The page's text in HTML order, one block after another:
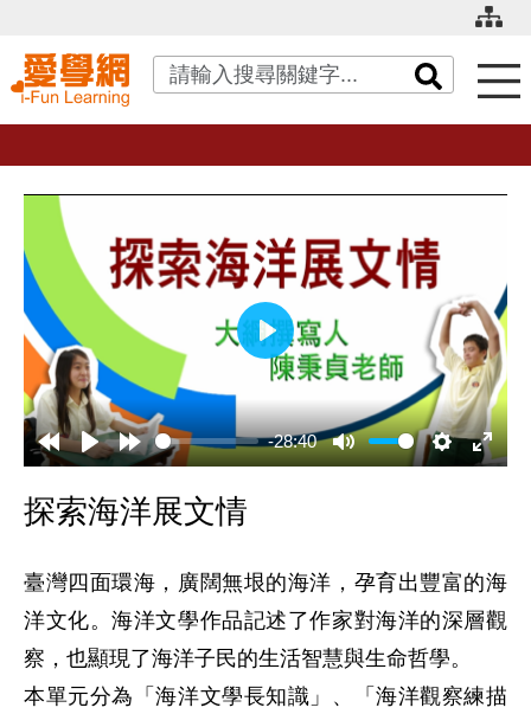
關鍵字搜尋
-28:40
播
放
探索海洋展文情
臺灣四面環海，廣闊無垠的海洋，孕育出豐富的海
洋文化。海洋文學作品記述了作家對海洋的深層觀
察，也顯現了海洋子民的生活智慧與生命哲學。
本單元分為「海洋文學長知識」、「海洋觀察練描